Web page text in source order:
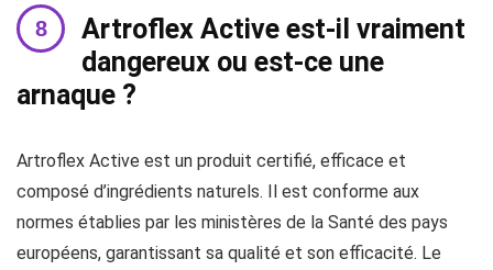
Artroflex Active est-il vraiment
dangereux ou est-ce une
arnaque ?
Artroflex Active est un produit certifié, efficace et
composé d’ingrédients naturels. Il est conforme aux
normes établies par les ministères de la Santé des pays
européens, garantissant sa qualité et son efficacité. Le